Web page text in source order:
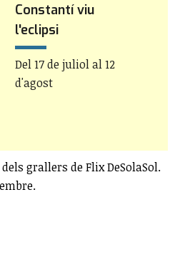
Constantí viu
l'eclipsi
Del 17 de juliol al 12
d'agost
grallers de Flix DeSolaSol.